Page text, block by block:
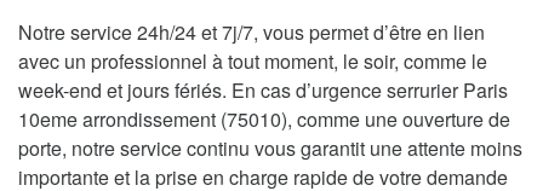
Notre service 24h/24 et 7j/7, vous permet d’être en lien
avec un professionnel à tout moment, le soir, comme le
week-end et jours fériés. En cas d’urgence serrurier Paris
10eme arrondissement (75010), comme une ouverture de
porte, notre service continu vous garantit une attente moins
importante et la prise en charge rapide de votre demande